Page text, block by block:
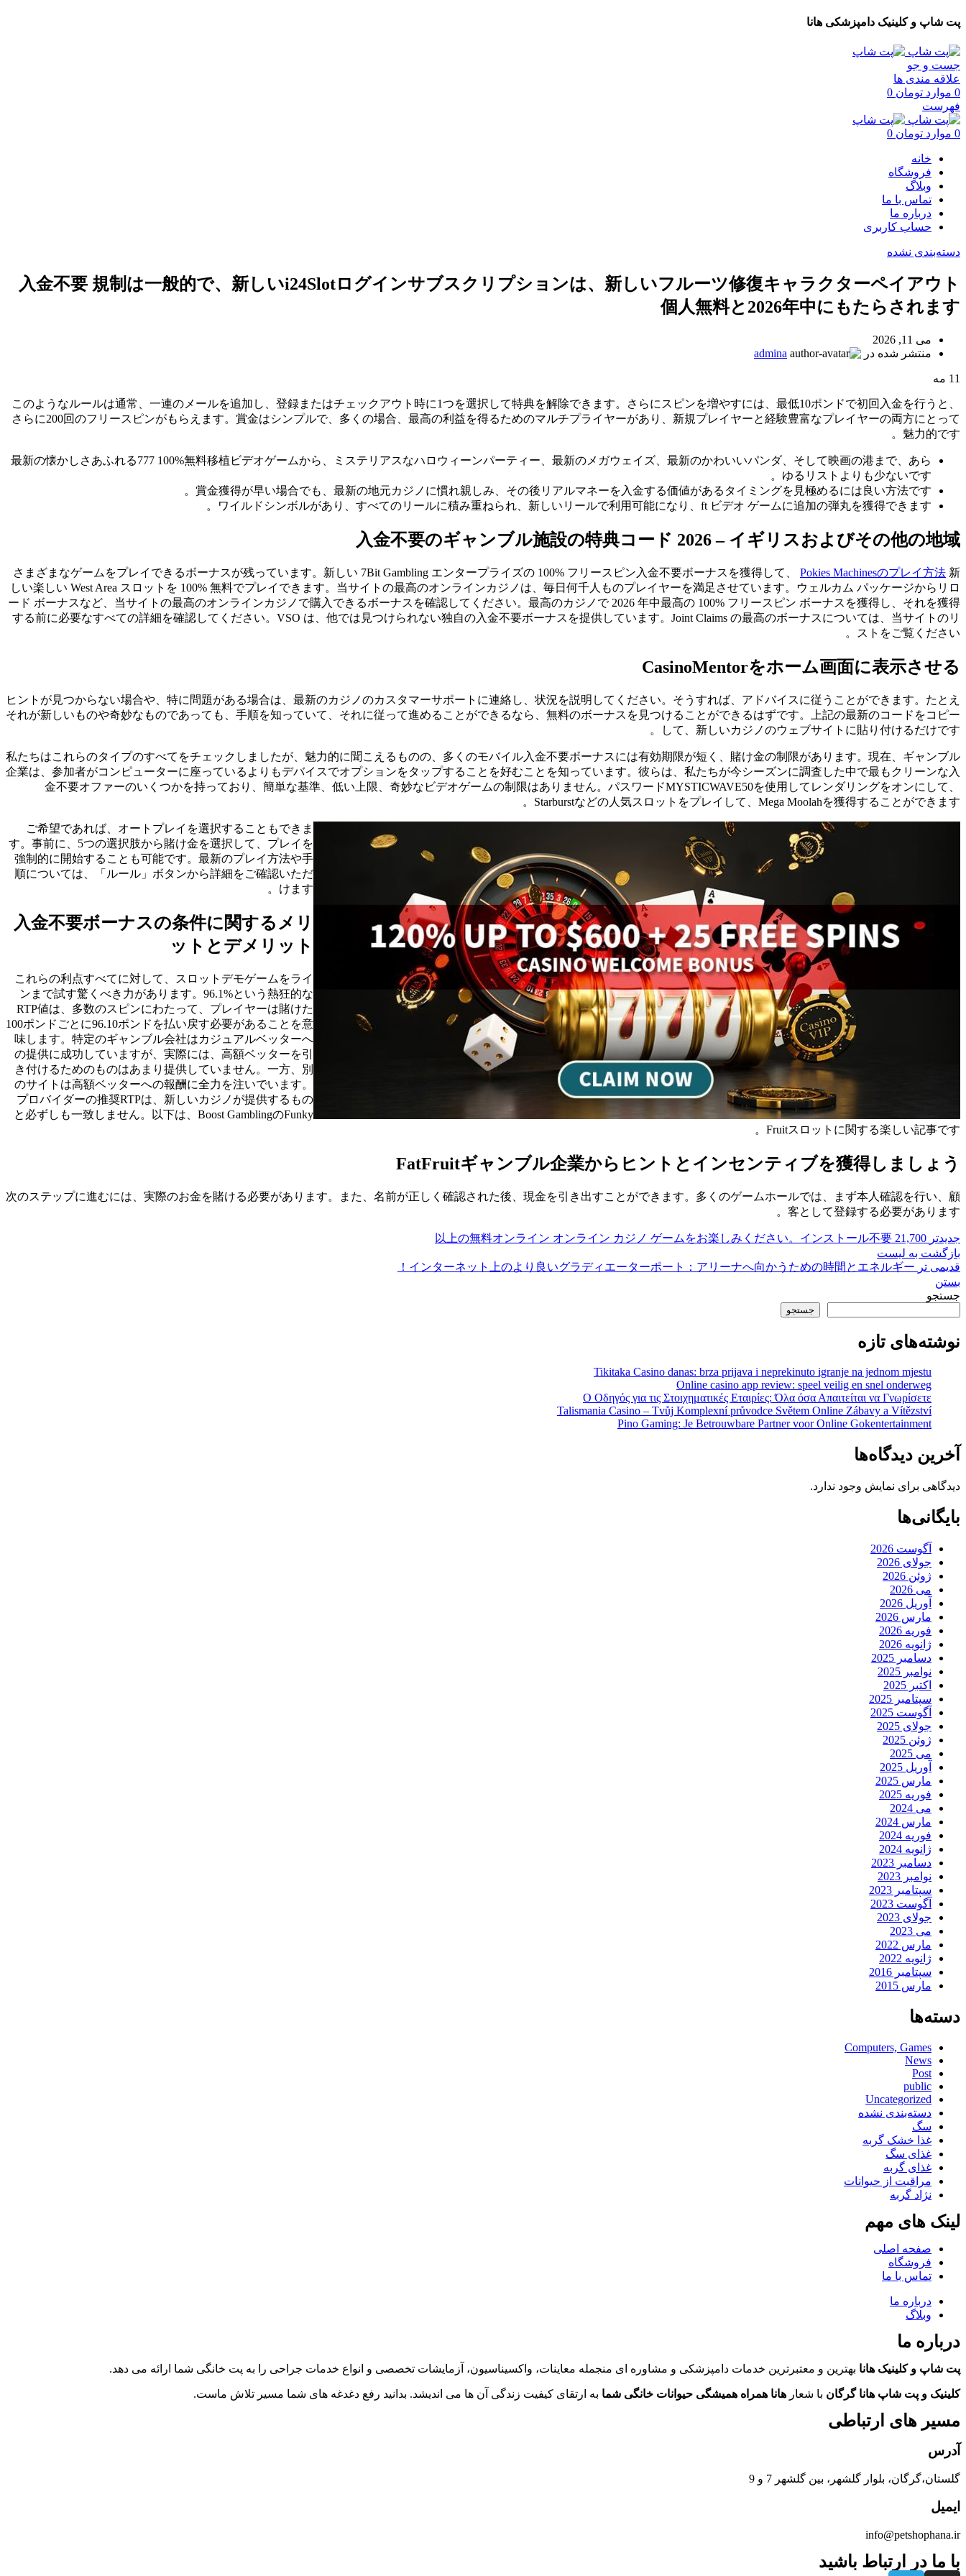
پت شاپ و کلینیک دامپزشکی هانا
جست و جو
علاقه مندی ها
0 موارد تومان
فهرست
0 موارد تومان
خانه
فروشگاه
وبلاگ
تماس با ما
درباره ما
حساب کاربری
دسته‌بندی نشده
入金不要 規制は一般的で、新しいi24Slotログインサブスクリプションは、新しいフルーツ修復キャラクターペイアウト
個人無料と2026年中にもたらされます
می 11, 2026
منتشر شده در
admina
11 مه
このようなルールは通常、一連のメールを追加し、登録またはチェックアウト時に1つを選択して特典を解除できます。さらにスピンを増やすには、最低10ポンドで初回入金を行うと、
さらに200回のフリースピンがもらえます。賞金はシンプルで、多くの場合、最高の利益を得るためのマルチプライヤーがあり、新規プレイヤーと経験豊富なプレイヤーの両方にとって
魅力的です。
最新の懐かしさあふれる777 100%無料移植ビデオゲームから、ミステリアスなハロウィーンパーティー、最新のメガウェイズ、最新のかわいいパンダ、そして映画の港まで、あら
ゆるリストよりも少ないです。
賞金獲得が早い場合でも、最新の地元カジノに慣れ親しみ、その後リアルマネーを入金する価値があるタイミングを見極めるには良い方法です。
ワイルドシンボルがあり、すべてのリールに積み重ねられ、新しいリールで利用可能になり、ft ビデオ ゲームに追加の弾丸を獲得できます。
入金不要のギャンブル施設の特典コード 2026 – イギリスおよびその他の地域
さまざまなゲームをプレイできるボーナスが残っています。新しい 7Bit Gambling エンタープライズの 100% フリースピン入金不要ボーナスを獲得して、 Pokies Machinesのプレイ方法 新
しい楽しい West Area スロットを 100% 無料でプレイできます。当サイトの最高のオンラインカジノは、毎日何千人ものプレイヤーを満足させています。ウェルカム パッケージからリロ
ード ボーナスなど、当サイトの最高のオンラインカジノで購入できるボーナスを確認してください。最高のカジノで 2026 年中最高の 100% フリースピン ボーナスを獲得し、それを獲得
する前に必要なすべての詳細を確認してください。VSO は、他では見つけられない独自の入金不要ボーナスを提供しています。Joint Claims の最高のボーナスについては、当サイトのリ
ストをご覧ください。
CasinoMentorをホーム画面に表示させる
ヒントが見つからない場合や、特に問題がある場合は、最新のカジノのカスタマーサポートに連絡し、状況を説明してください。そうすれば、アドバイスに従うことができます。たとえ
それが新しいものや奇妙なものであっても、手順を知っていて、それに従って進めることができるなら、無料のボーナスを見つけることができるはずです。上記の最新のコードをコピー
して、新しいカジノのウェブサイトに貼り付けるだけです。
私たちはこれらのタイプのすべてをチェックしましたが、魅力的に聞こえるものの、多くのモバイル入金不要ボーナスには有効期限が短く、賭け金の制限があります。現在、ギャンブル
企業は、参加者がコンピューターに座っているよりもデバイスでオプションをタップすることを好むことを知っています。彼らは、私たちが今シーズンに調査した中で最もクリーンな入
金不要オファーのいくつかを持っており、簡単な基​​準、低い上限、奇妙なビデオゲームの制限はありません。パスワードMYSTICWAVE50を使用してレンダリングをオンにして、
Starburstなどの人気スロットをプレイして、Mega Moolahを獲得することができます。
ご希望であれば、オートプレイを選択することもできま
す。事前に、5つの選択肢から賭け金を選択して、プレイを
強制的に開始することも可能です。最新のプレイ方法や手
順については、「ルール」ボタンから詳細をご確認いただ
けます。
入金不要ボーナスの条件に関するメリ
ットとデメリット
これらの利点すべてに対して、スロットデモゲームをライ
ンまで試す驚くべき力があります。96.1%という熱狂的な
RTP値は、多数のスピンにわたって、プレイヤーは賭けた
100ポンドごとに96.10ポンドを払い戻す必要があることを意
味します。特定のギャンブル会社はカジュアルベッターへ
の提供に成功していますが、実際には、高額ベッターを引
き付けるためのものはあまり提供していません。一方、別
のサイトは高額ベッターへの報酬に全力を注いでいます。
プロバイダーの推奨RTPは、新しいカジノが提供するもの
と必ずしも一致しません。以下は、Boost GamblingのFunky
Fruitスロットに関する楽しい記事です。
FatFruitギャンブル企業からヒントとインセンティブを獲得しましょう
次のステップに進むには、実際のお金を賭ける必要があります。また、名前が正しく確認された後、現金を引き出すことができます。多くのゲームホールでは、まず本人確認を行い、顧
客として登録する必要があります。
جدیدتر 21,700 以上の無料オンライン オンライン カジノ ゲームをお楽しみください。インストール不要
بازگشت به لیست
قدیمی تر インターネット上のより良いグラディエーターポート：アリーナへ向かうための時間とエネルギー！
بستن
جستجو
جستجو
نوشته‌های تازه
Tikitaka Casino danas: brza prijava i neprekinuto igranje na jednom mjestu
Online casino app review: speel veilig en snel onderweg
Ο Οδηγός για τις Στοιχηματικές Εταιρίες: Όλα όσα Απαιτείται να Γνωρίσετε
Talismania Casino – Tvůj Komplexní průvodce Světem Online Zábavy a Vítězství
Pino Gaming: Je Betrouwbare Partner voor Online Gokentertainment
آخرین دیدگاه‌ها
دیدگاهی برای نمایش وجود ندارد.
بایگانی‌ها
آگوست 2026
جولای 2026
ژوئن 2026
می 2026
آوریل 2026
مارس 2026
فوریه 2026
ژانویه 2026
دسامبر 2025
نوامبر 2025
اکتبر 2025
سپتامبر 2025
آگوست 2025
جولای 2025
ژوئن 2025
می 2025
آوریل 2025
مارس 2025
فوریه 2025
می 2024
مارس 2024
فوریه 2024
ژانویه 2024
دسامبر 2023
نوامبر 2023
سپتامبر 2023
آگوست 2023
جولای 2023
می 2023
مارس 2022
ژانویه 2022
سپتامبر 2016
مارس 2015
دسته‌ها
Computers, Games
News
Post
public
Uncategorized
دسته‌بندی نشده
سگ
غذا خشک گربه
غذای سگ
غذای گربه
مراقبت از حیوانات
نژاد گربه
لینک های مهم
صفحه اصلی
فروشگاه
تماس با ما
درباره ما
وبلاگ
درباره ما
پت شاپ و کلینیک هانا بهترین و معتبرترین خدمات دامپزشکی و مشاوره ای منجمله معاینات، واکسیناسیون، آزمایشات تخصصی و انواع خدمات جراحی را به پت خانگی شما ارائه می دهد.
کلینیک و پت شاپ هانا گرگان با شعار هانا همراه همیشگی حیوانات خانگی شما به ارتقای کیفیت زندگی آن ها می اندیشد. بدانید رفع دغدغه های شما مسیر تلاش ماست.
مسیر های ارتباطی
آدرس
گلستان،گرگان، بلوار گلشهر، بین گلشهر 7 و 9
ایمیل
info@petshophana.ir
با ما در ارتباط باشید